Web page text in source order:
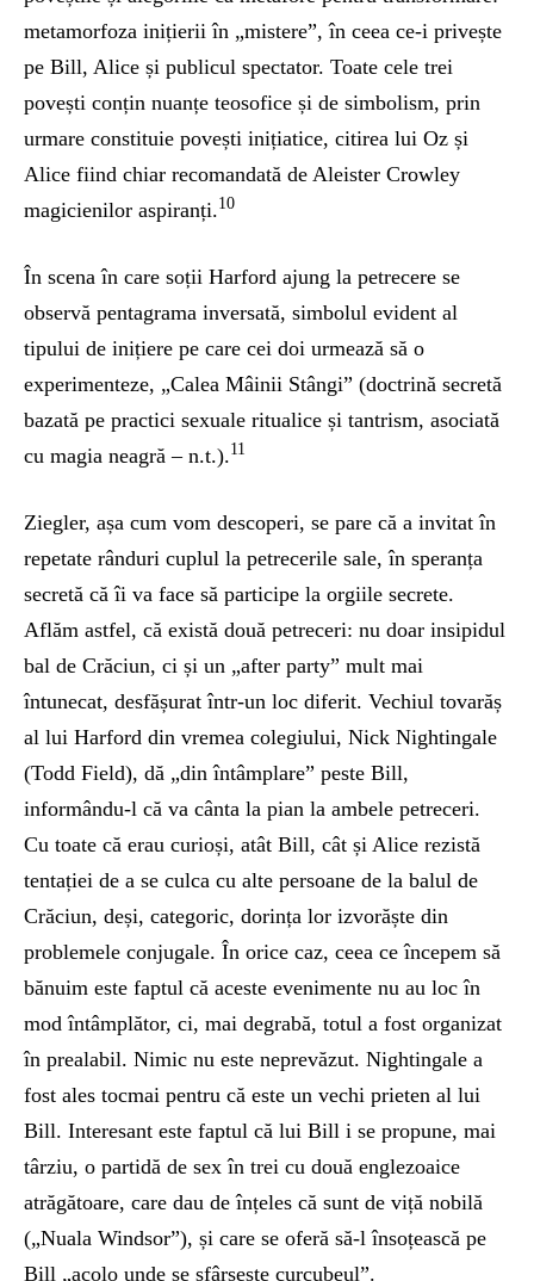
metamorfoza inițierii în „mistere”, în ceea ce-i privește
pe Bill, Alice și publicul spectator. Toate cele trei
povești conțin nuanțe teosofice și de simbolism, prin
urmare constituie povești inițiatice, citirea lui Oz și
Alice fiind chiar recomandată de Aleister Crowley
magicienilor aspiranți.10
În scena în care soții Harford ajung la petrecere se
observă pentagrama inversată, simbolul evident al
tipului de inițiere pe care cei doi urmează să o
experimenteze, „Calea Mâinii Stângi” (doctrină secretă
bazată pe practici sexuale ritualice și tantrism, asociată
cu magia neagră – n.t.).11
Ziegler, așa cum vom descoperi, se pare că a invitat în
repetate rânduri cuplul la petrecerile sale, în speranța
secretă că îi va face să participe la orgiile secrete.
Aflăm astfel, că există două petreceri: nu doar insipidul
bal de Crăciun, ci și un „after party” mult mai
întunecat, desfășurat într-un loc diferit. Vechiul tovarăș
al lui Harford din vremea colegiului, Nick Nightingale
(Todd Field), dă „din întâmplare” peste Bill,
informându-l că va cânta la pian la ambele petreceri.
Cu toate că erau curioși, atât Bill, cât și Alice rezistă
tentației de a se culca cu alte persoane de la balul de
Crăciun, deși, categoric, dorința lor izvorăște din
problemele conjugale. În orice caz, ceea ce începem să
bănuim este faptul că aceste evenimente nu au loc în
mod întâmplător, ci, mai degrabă, totul a fost organizat
în prealabil. Nimic nu este neprevăzut. Nightingale a
fost ales tocmai pentru că este un vechi prieten al lui
Bill. Interesant este faptul că lui Bill i se propune, mai
târziu, o partidă de sex în trei cu două englezoaice
atrăgătoare, care dau de înțeles că sunt de viță nobilă
(„Nuala Windsor”), și care se oferă să-l însoțească pe
Bill „acolo unde se sfârșește curcubeul”.